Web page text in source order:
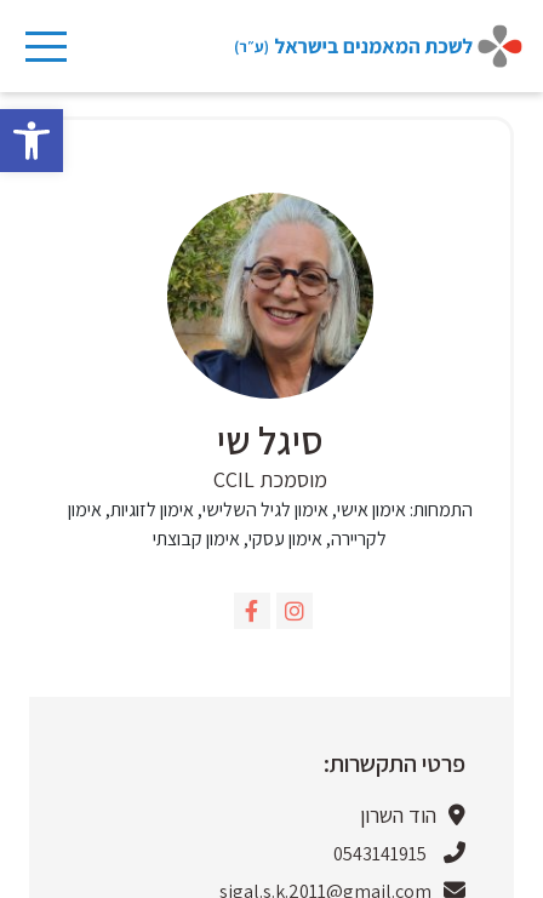
to
סיגל שי
מוסמכת CCIL
התמחות:אימון אישי, אימון לגיל השלישי, אימון לזוגיות, אימון
לקריירה, אימון עסקי, אימון קבוצתי
פרטי התקשרות:
הוד השרון
0543141915
sigal.s.k.2011@gmail.com